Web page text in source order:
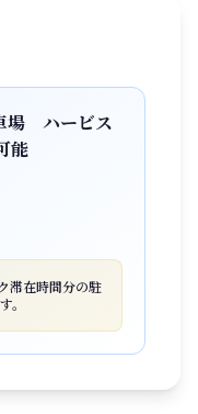
場 ハービス
能
滞在時間分の駐
。